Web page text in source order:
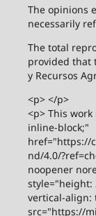
The opinions
necessarily
The total
provided that
y Recursos
<p> </p>
<p> This
inline-block;"
href="https://
nd/4.0/
noopener
style="height:
vertical-align:
src="https://